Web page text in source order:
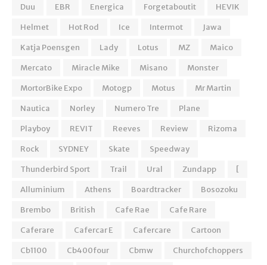
Duu EBR Energica Forgetaboutit
HEVIK
Helmet
Hot Rod Ice Intermot
Jawa
Katja Poensgen
Lady Lotus MZ
Maico
Mercato
Miracle Mike Misano
Monster
MortorBike Expo
Motogp Motus
Mr Martin
Nautica
Norley Numero Tre
Plane
Playboy
REVIT Reeves Review
Rizoma
Rock
SYDNEY Skate
Speedway
Thunderbird Sport
Trail Ural Zundapp
[
Alluminium
Athens Boardtracker
Bosozoku
Brembo
British Cafe Rae
Cafe Rare
Caferare
Cafercar E Cafercare
Cartoon
Cb1100
Cb400four Cbmw
Churchofchoppers